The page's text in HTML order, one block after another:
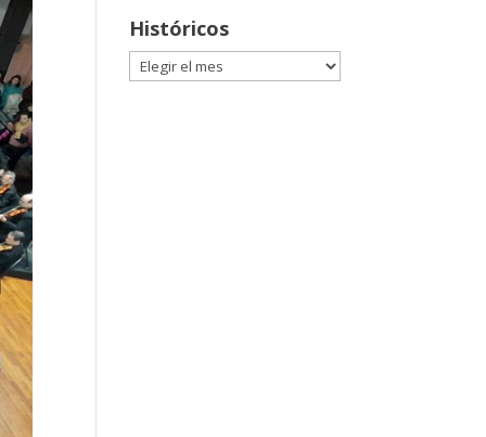
Categorías
Históricos
Históricos